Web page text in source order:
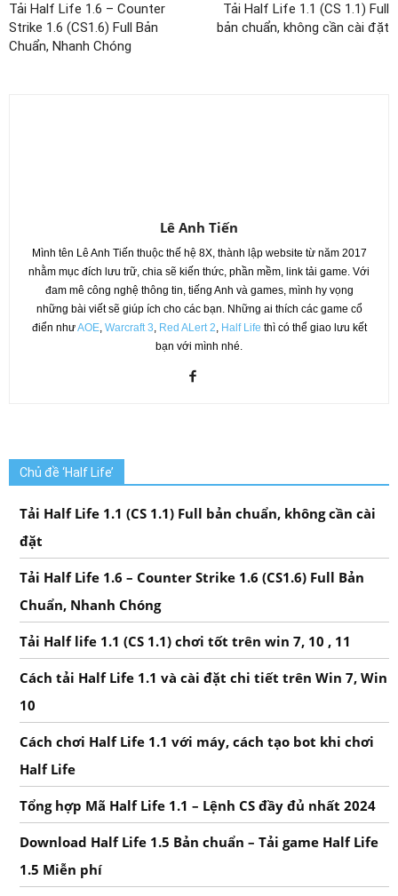
Tải Half Life 1.6 – Counter
Strike 1.6 (CS1.6) Full Bản
Chuẩn, Nhanh Chóng
Tải Half Life 1.1 (CS 1.1) Full
bản chuẩn, không cần cài đặt
Lê Anh Tiến
Mình tên Lê Anh Tiến thuộc thế hệ 8X, thành lập website từ năm 2017
nhằm mục đích lưu trữ, chia sẽ kiến thức, phần mềm, link tải game. Với
đam mê công nghệ thông tin, tiếng Anh và games, mình hy vọng
những bài viết sẽ giúp ích cho các bạn. Những ai thích các game cổ
điển nhưAOE, Warcraft 3, Red ALert 2, Half Life thì có thể giao lưu kết
bạn với mình nhé.
Chủ đề ‘Half Life’
Tải Half Life 1.1 (CS 1.1) Full bản chuẩn, không cần cài
đặt
Tải Half Life 1.6 – Counter Strike 1.6 (CS1.6) Full Bản
Chuẩn, Nhanh Chóng
Tải Half life 1.1 (CS 1.1) chơi tốt trên win 7, 10 , 11
Cách tải Half Life 1.1 và cài đặt chi tiết trên Win 7, Win
10
Cách chơi Half Life 1.1 với máy, cách tạo bot khi chơi
Half Life
Tổng hợp Mã Half Life 1.1 – Lệnh CS đầy đủ nhất 2024
Download Half Life 1.5 Bản chuẩn – Tải game Half Life
1.5 Miễn phí